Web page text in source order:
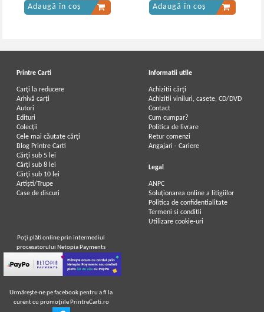
Adaugă în coș Adaugă în coș
Printre Carti
Carți la reducere
Arhivă carți
Autori
Edituri
Colecții
Cele mai căutate cărți
Blog Printre Carti
Cărţi sub 5 lei
Cărţi sub 8 lei
Cărţi sub 10 lei
Artiști/Trupe
Case de discuri
Informatii utile
Achizitii cărți
Achizitii viniluri, casete, CD/DVD
Contact
Cum cumpar?
Politica de livrare
Retur comenzi
Angajari - Cariere
Legal
ANPC
Soluționarea online a litigiilor
Politica de confidentialitate
Termeni si conditii
Utilizare cookie-uri
Poţi plăti online prin intermediul
procesatorului Netopia Payments
Urmăreşte-ne pe facebook pentru a fi la
curent cu promoţiile PrintreCarti.ro